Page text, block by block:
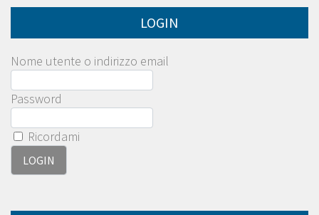
LOGIN
Nome utente o indirizzo email
Password
Ricordami